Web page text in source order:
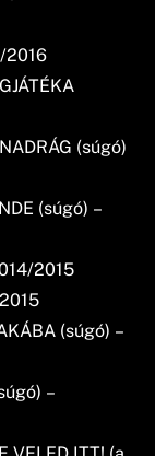
2016
(súgó)
(súgó) –
2015
(súgó) –
–